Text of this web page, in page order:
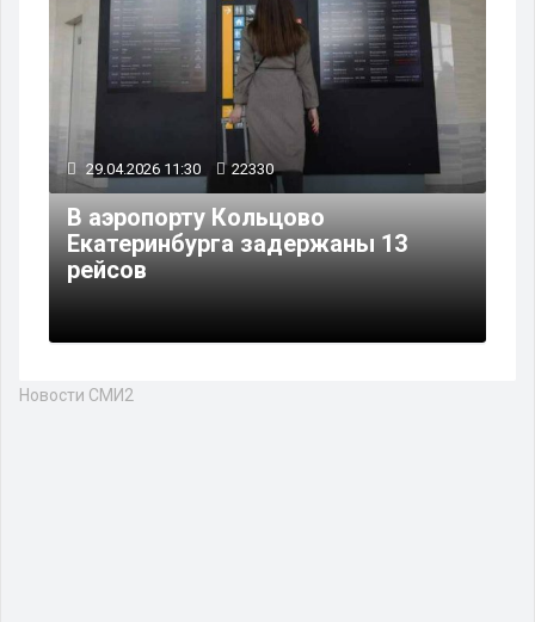
29.04.2026 11:30 22330
В аэропорту Кольцово
Екатеринбурга задержаны 13
рейсов
Новости СМИ2